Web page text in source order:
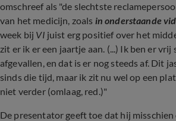
omschreef als "de slechtste
van het medicijn, zoals in onderstaande
week bij VI juist erg positief over het
zit er ik er een jaartje aan. (...) Ik ben er
afgevallen, en dat is er nog steeds af. Dit
sinds die tijd, maar ik zit nu wel op een
niet verder (omlaag, red.)"
De presentator geeft toe dat hij